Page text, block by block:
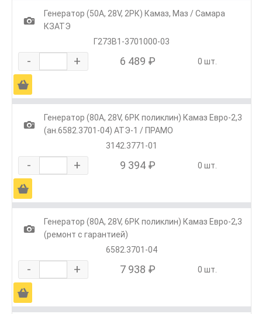
1
Генератор (50А, 28V, 2РК) Камаз, Маз / Самара
КЗАТЭ
Г273В1-3701000-03
- + 6 489 ₽ 0 шт.
Ä
1
Генератор (80А, 28V, 6РК поликлин) Камаз Евро-2,3
(ан.6582.3701-04) АТЭ-1 / ПРАМО
3142.3771-01
- + 9 394 ₽ 0 шт.
Ä
1
Генератор (80А, 28V, 6РК поликлин) Камаз Евро-2,3
(ремонт с гарантией)
6582.3701-04
- + 7 938 ₽ 0 шт.
Ä